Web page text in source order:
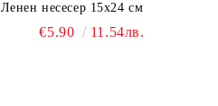
Ленен несесер 15х24 см
€5.90 11.54лв.